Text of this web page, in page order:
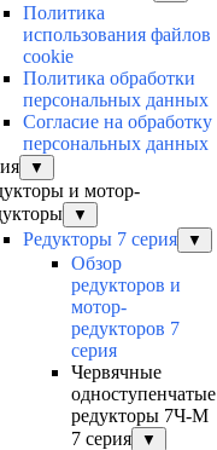
Политика
использования файлов
cookie
Политика обработки
персональных данных
Согласие на обработку
персональных данных
▼
и мотор-
▼
Редукторы 7 серия ▼
Обзор
редукторов и
мотор-
редукторов 7
серия
Червячные
одноступенчатые
редукторы 7Ч-М
7 серия
▼